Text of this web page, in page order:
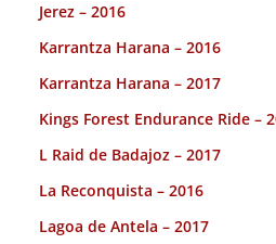
Jerez – 2016
Karrantza Harana – 2016
Karrantza Harana – 2017
Kings Forest Endurance Ride –
L Raid de Badajoz – 2017
La Reconquista – 2016
Lagoa de Antela – 2017